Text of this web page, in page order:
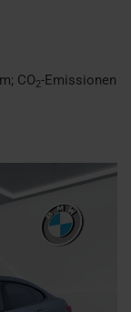
; CO2-Emissionen